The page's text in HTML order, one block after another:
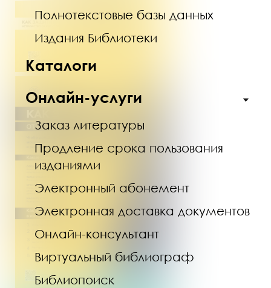
Полнотекстовые базы данных
Издания Библиотеки
Каталоги
Онлайн-услуги
Заказ литературы
Продление срока пользования
изданиями
Электронный абонемент
Электронная доставка документов
Онлайн-консультант
Виртуальный библиограф
Библиопоиск